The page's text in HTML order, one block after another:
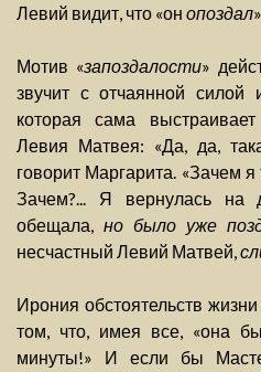
Левий видит, что «он опоздал
Мотив «запоздалости»
звучит с отчаянной силой
которая сама
Левия Матвея: «Да, да,
говорит Маргарита. «Зачем
Зачем?... Я вернулась на
обещала, но было уже
несчастный Левий Матвей,
Ирония обстоятельств
том, что, имея все, «она
минуты!» И если бы